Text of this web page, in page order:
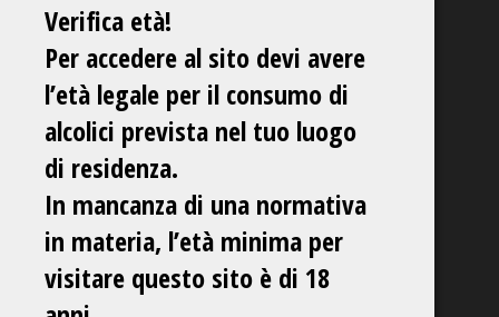
Verifica età!
Per accedere al sito devi avere
l’età legale per il consumo di
alcolici prevista nel tuo luogo
di residenza.
In mancanza di una normativa
in materia, l’età minima per
visitare questo sito è di 18